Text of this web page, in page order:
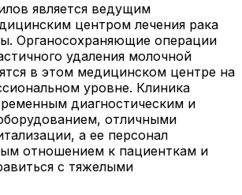
является ведущим
центром лечения рака
Органосохраняющие операции
удаления молочной
в этом медицинском центре на
уровне. Клиника
диагностическим и
отличными
а ее персонал
отношением к пациенткам и
с тяжелыми